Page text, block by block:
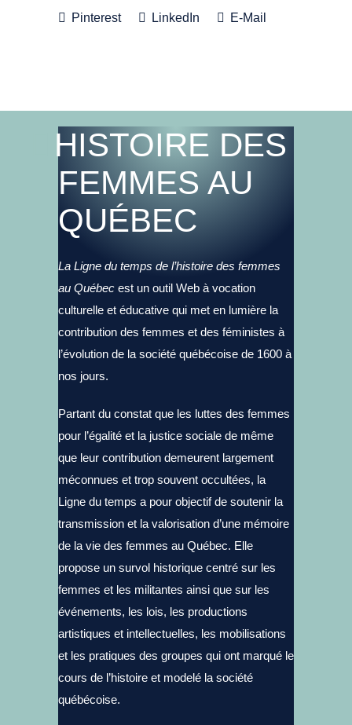
Pinterest LinkedIn E-Mail
HISTOIRE DES
FEMMES AU
QUÉBEC
La Ligne du temps de l’histoire des femmes
au Québec est un outil Web à vocation
culturelle et éducative qui met en lumière la
contribution des femmes et des féministes à
l’évolution de la société québécoise de 1600 à
nos jours.
Partant du constat que les luttes des femmes
pour l’égalité et la justice sociale de même
que leur contribution demeurent largement
méconnues et trop souvent occultées, la
Ligne du temps a pour objectif de soutenir la
transmission et la valorisation d’une mémoire
de la vie des femmes au Québec. Elle
propose un survol historique centré sur les
femmes et les militantes ainsi que sur les
événements, les lois, les productions
artistiques et intellectuelles, les mobilisations
et les pratiques des groupes qui ont marqué le
cours de l’histoire et modelé la société
québécoise.